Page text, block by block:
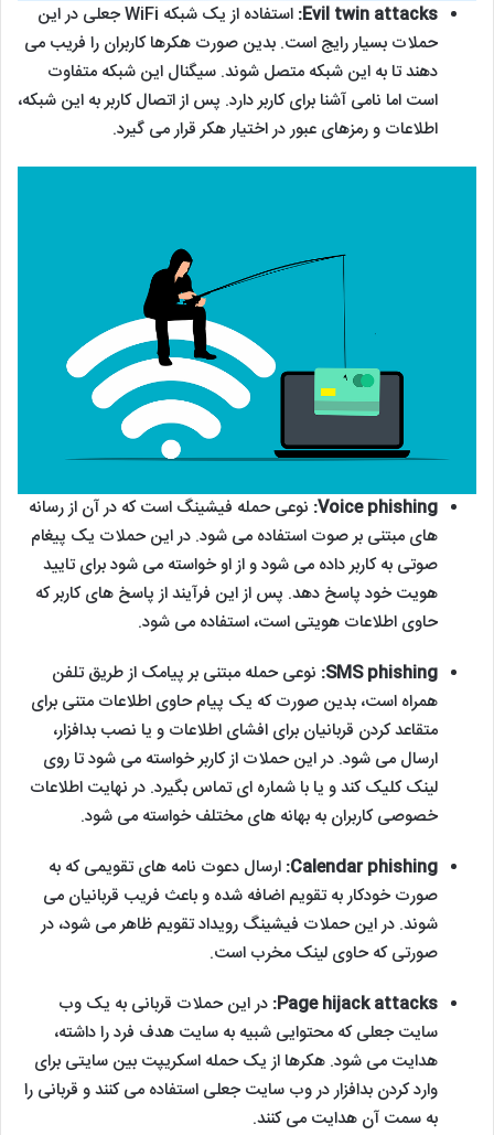
Evil twin attacks:
استفاده از یک شبکه WiFi جعلی در این
حملات بسیار رایج است. بدین صورت هکرها کاربران را فریب می
دهند تا به این شبکه متصل شوند. سیگنال این شبکه متفاوت
است اما نامی آشنا برای کاربر دارد. پس از اتصال کاربر به این شبکه،
اطلاعات و رمزهای عبور در اختیار هکر قرار می گیرد.
Voice phishing: نوعی حمله فیشینگ است که در آن از رسانه
های مبتنی بر صوت استفاده می شود. در این حملات یک پیغام
صوتی به کاربر داده می شود و از او خواسته می شود برای تایید
هویت خود پاسخ دهد. پس از این فرآیند از پاسخ های کاربر که
حاوی اطلاعات هویتی است، استفاده می شود.
SMS phishing: نوعی حمله مبتنی بر پیامک از طریق تلفن
همراه است، بدین صورت که یک پیام حاوی اطلاعات متنی برای
متقاعد کردن قربانیان برای افشای اطلاعات و یا نصب بدافزار،
ارسال می شود. در این حملات از کاربر خواسته می شود تا روی
لینک کلیک کند و یا با شماره ای تماس بگیرد. در نهایت اطلاعات
خصوصی کاربران به بهانه های مختلف خواسته می شود.
Calendar phishing: ارسال دعوت نامه های تقویمی که به
صورت خودکار به تقویم اضافه شده و باعث فریب قربانیان می
شوند. در این حملات فیشینگ رویداد تقویم ظاهر می شود، در
صورتی که حاوی لینک مخرب است.
Page hijack attacks: در این حملات قربانی به یک وب
سایت جعلی که محتوایی شبیه به سایت هدف فرد را داشته،
هدایت می شود. هکرها از یک حمله اسکریپت بین سایتی برای
وارد کردن بدافزار در وب سایت جعلی استفاده می کنند و قربانی را
به سمت آن هدایت می کنند.